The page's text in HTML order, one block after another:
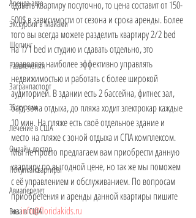
Аренда авто
Экскурсии в Майами
Шопинг
Развлечения
Загранпаспорт
Экскурсии
Лечение в США
Онлайн доктор
Покупка квартиры
Авиаперелет
Виза в США
сдавать квартиру посуточно, то цена составит от 150-
500$ в зависимости от сезона и срока аренды. Более
того вы всегда можете разделить квартиру 2/2 bed
на 1/1 bed и студию и сдавать отдельно, это
позволяет наиболее эффективно управлять
недвижимостью и работать с более широкой
аудиторией. В здании есть 2 бассейна, фитнес зал,
бар, зона отдыха, до пляжа ходит электрокар каждые
10 мин. На пляже есть своё отдельное здание и
место на пляже с зоной отдыха и СПА комплексом.
Мы не просто предлагаем вам приобрести данную
квартиру по выгодной цене, но так же мы поможем
с её управлением и обслуживанием. По вопросам
приобретения и аренды данной квартиры пишите
на info@floridakids.ru